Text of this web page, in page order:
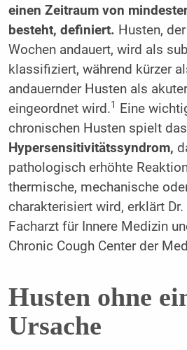
einen Zeitraum von
besteht, definiert. Husten,
Wochen andauert, wird als
klassifiziert, während kürzer
andauernder Husten als
eingeordnet wird.1
Eine
chronischen Husten spielt das
Hypersensitivitätssyndrom,
pathologisch erhöhte
thermische, mechanische
charakterisiert wird, erklärt Dr.
Facharzt für Innere Medizin
Chronic Cough Center der
Husten ohne
Ursache